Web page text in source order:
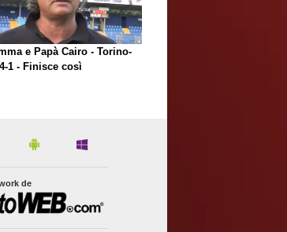
e Papà Cairo - Torino-
1 - Finisce così
de